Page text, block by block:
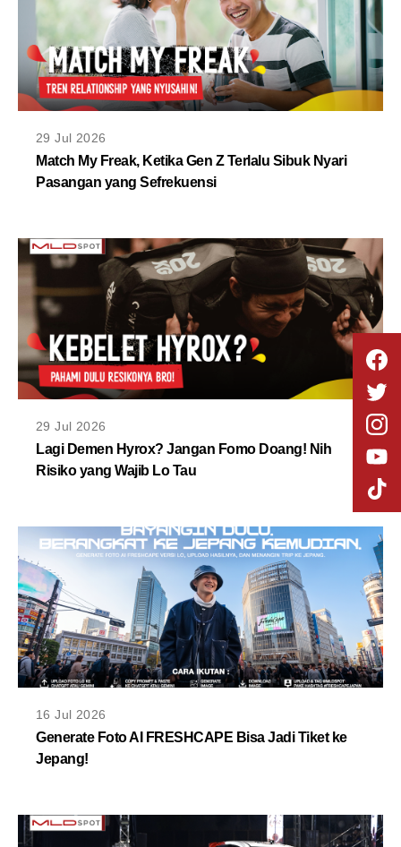
29 Jul 2026
Match My Freak, Ketika Gen Z Terlalu Sibuk Nyari
Pasangan yang Sefrekuensi
29 Jul 2026
Lagi Demen Hyrox? Jangan Fomo Doang! Nih
Risiko yang Wajib Lo Tau
16 Jul 2026
Generate Foto AI FRESHCAPE Bisa Jadi Tiket ke
Jepang!